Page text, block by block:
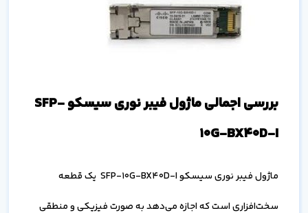
بررسی اجمالی ماژول فیبر نوری سیسکو SFP-
10G-BX40D-I
ماژول فیبر نوری سیسکو SFP-10G-BX40D-I یک قطعه
سخت‌افزاری است که اجازه می‌دهد به صورت فیزیکی و منطقی